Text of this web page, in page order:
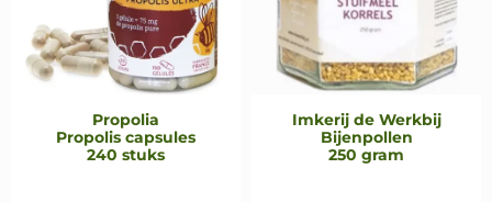
Propolia
Propolis capsules
240 stuks
Imkerij de Werkbij
Bijenpollen
250 gram